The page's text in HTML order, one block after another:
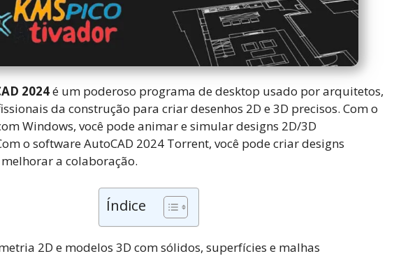
2024é um poderoso programa de desktop usado por arquitetos,
da construção para criar desenhos 2D e 3D precisos. Com o
Windows, você pode animar e simular designs 2D/3D
o software AutoCAD 2024 Torrent, você pode criar designs
a colaboração.
Índice
2D e modelos 3D com sólidos, superfícies e malhas